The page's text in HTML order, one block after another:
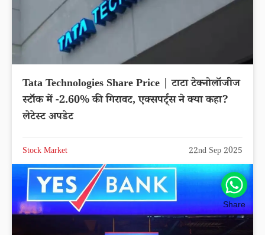
Tata Technologies Share Price | टाटा टेक्नोलॉजीज
स्टॉक में -2.60% की गिरावट, एक्सपर्ट्स ने क्या कहा?
लेटेस्ट अपडेट
Stock Market 22nd Sep 2025
Share